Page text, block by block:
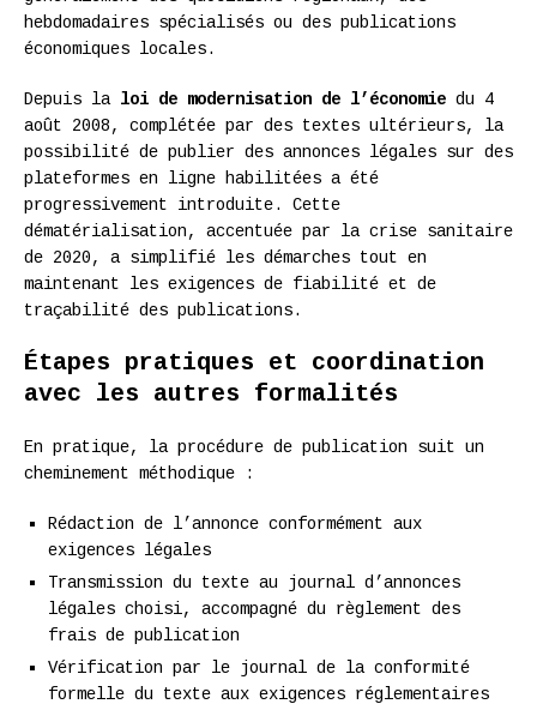
hebdomadaires spécialisés ou des publications
économiques locales.
Depuis la loi de modernisation de l’économie du 4
août 2008, complétée par des textes ultérieurs, la
possibilité de publier des annonces légales sur des
plateformes en ligne habilitées a été
progressivement introduite. Cette
dématérialisation, accentuée par la crise sanitaire
de 2020, a simplifié les démarches tout en
maintenant les exigences de fiabilité et de
traçabilité des publications.
Étapes pratiques et coordination
avec les autres formalités
En pratique, la procédure de publication suit un
cheminement méthodique :
Rédaction de l’annonce conformément aux
exigences légales
Transmission du texte au journal d’annonces
légales choisi, accompagné du règlement des
frais de publication
Vérification par le journal de la conformité
formelle du texte aux exigences réglementaires